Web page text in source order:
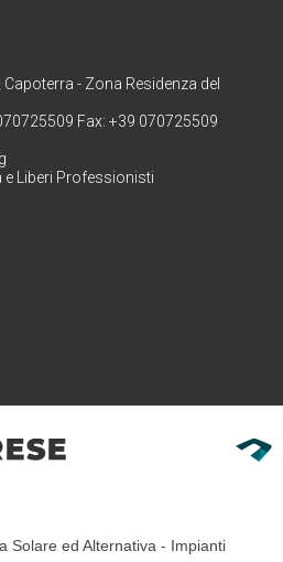
- Zona Residenza del
Fax: +39 070725509
e Liberi Professionisti
Solare ed Alternativa - Impianti